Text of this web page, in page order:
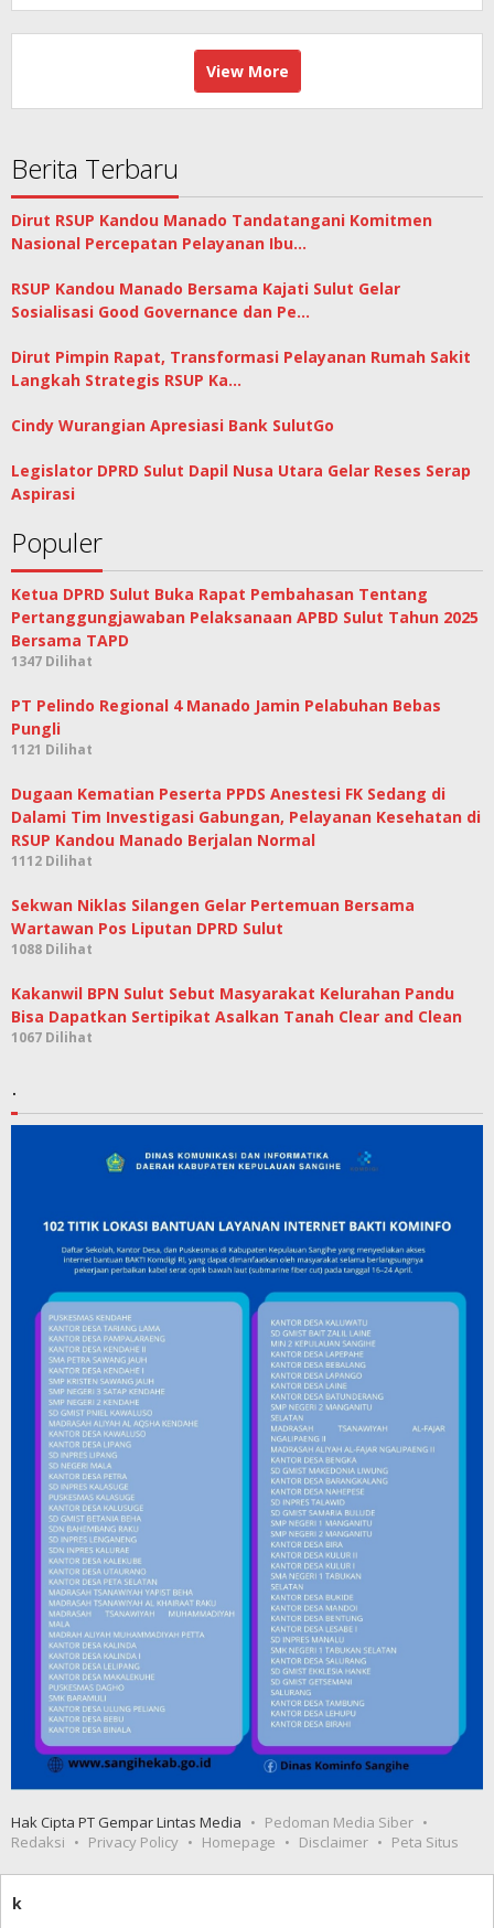
View More
Berita Terbaru
Dirut RSUP Kandou Manado Tandatangani Komitmen
Nasional Percepatan Pelayanan Ibu…
RSUP Kandou Manado Bersama Kajati Sulut Gelar
Sosialisasi Good Governance dan Pe…
Dirut Pimpin Rapat, Transformasi Pelayanan Rumah Sakit
Langkah Strategis RSUP Ka…
Cindy Wurangian Apresiasi Bank SulutGo
Legislator DPRD Sulut Dapil Nusa Utara Gelar Reses Serap
Aspirasi
Populer
Ketua DPRD Sulut Buka Rapat Pembahasan Tentang
Pertanggungjawaban Pelaksanaan APBD Sulut Tahun 2025
Bersama TAPD
1347 Dilihat
PT Pelindo Regional 4 Manado Jamin Pelabuhan Bebas
Pungli
1121 Dilihat
Dugaan Kematian Peserta PPDS Anestesi FK Sedang di
Dalami Tim Investigasi Gabungan, Pelayanan Kesehatan di
RSUP Kandou Manado Berjalan Normal
1112 Dilihat
Sekwan Niklas Silangen Gelar Pertemuan Bersama
Wartawan Pos Liputan DPRD Sulut
1088 Dilihat
Kakanwil BPN Sulut Sebut Masyarakat Kelurahan Pandu
Bisa Dapatkan Sertipikat Asalkan Tanah Clear and Clean
1067 Dilihat
.
Hak Cipta PT Gempar Lintas Media
Pedoman Media Siber
Redaksi
Privacy Policy Homepage Disclaimer Peta Situs
k